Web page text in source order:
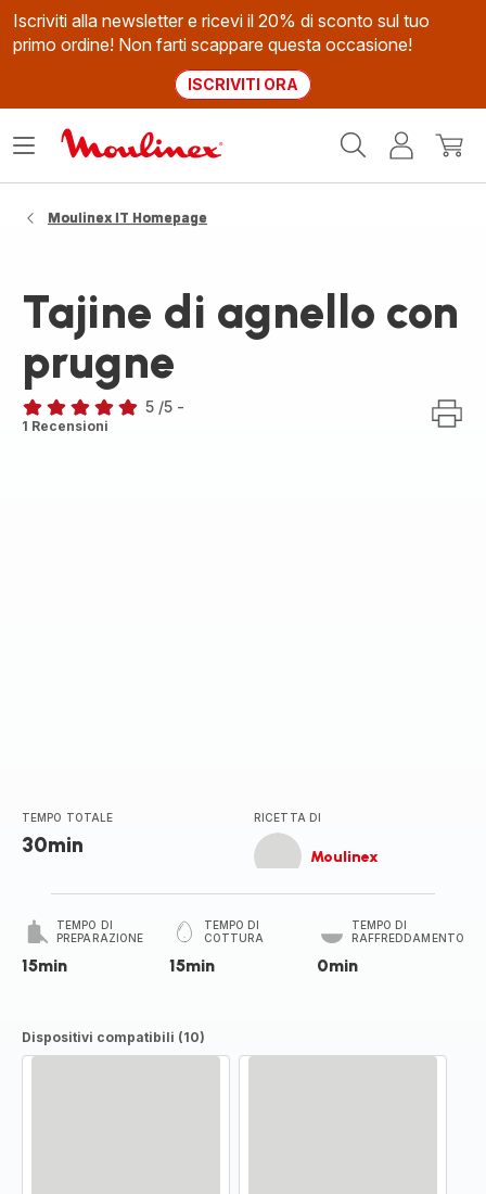
Iscriviti alla newsletter e ricevi il 20% di sconto sul tuo
primo ordine! Non farti scappare questa occasione!
ISCRIVITI ORA
Il
Apri
Moulinex IT Homepage
Tajine di agnello con
prugne
Recensione
5 /5 -
1 Recensioni
TEMPO TOTALE
30min
RICETTA DI
Moulinex
TEMPO DI
PREPARAZIONE
15min
TEMPO DI
COTTURA
15min
TEMPO DI
RAFFREDDAMENTO
0min
Dispositivi compatibili (10)